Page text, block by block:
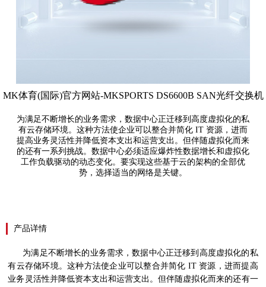
MK体育(国际)官方网站-MKSPORTS DS6600B SAN光纤交换机
为满足不断增长的业务需求，数据中心正迁移到高度虚拟化的私
有云存储环境。这种方法使企业可以整合并简化 IT 资源，进而
提高业务灵活性并降低资本支出和运营支出。但伴随虚拟化而来
的还有一系列挑战。数据中心必须适应爆炸性数据增长和虚拟化
工作负载驱动的动态变化。要实现这些基于云的架构的全部优
势，选择适当的网络是关键。
产品详情
为满足不断增长的业务需求，数据中心正迁移到高度虚拟化的私
有云存储环境。这种方法使企业可以整合并简化 IT 资源，进而提高
业务灵活性并降低资本支出和运营支出。但伴随虚拟化而来的还有一